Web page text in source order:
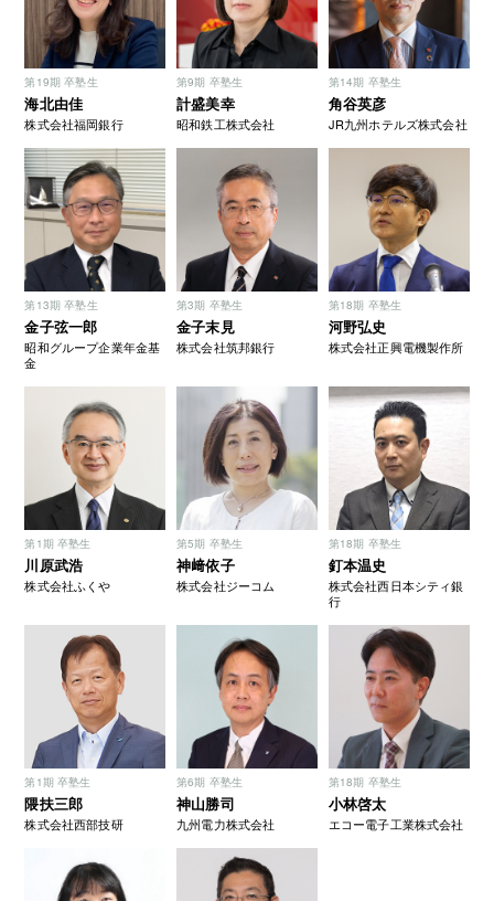
第19期 卒塾生
海北由佳
株式会社福岡銀行
第9期 卒塾生
計盛美幸
昭和鉄工株式会社
第14期 卒塾生
角谷英彦
JR九州ホテルズ株式会社
第13期 卒塾生
金子弦一郎
昭和グループ企業年金基
金
第3期 卒塾生
金子末見
株式会社筑邦銀行
第18期 卒塾生
河野弘史
株式会社正興電機製作所
第1期 卒塾生
川原武浩
株式会社ふくや
第5期 卒塾生
神﨑依子
株式会社ジーコム
第18期 卒塾生
釘本温史
株式会社西日本シティ銀
行
第1期 卒塾生
隈扶三郎
株式会社西部技研
第6期 卒塾生
神山勝司
九州電力株式会社
第18期 卒塾生
小林啓太
エコー電子工業株式会社